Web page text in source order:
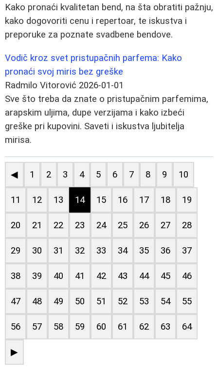
Kako pronaći kvalitetan bend, na šta obratiti pažnju,
kako dogovoriti cenu i repertoar, te iskustva i
preporuke za poznate svadbene bendove.
Vodič kroz svet pristupačnih parfema: Kako
pronaći svoj miris bez greške
Radmilo Vitorović 2026-01-01
Sve što treba da znate o pristupačnim parfemima,
arapskim uljima, dupe verzijama i kako izbeći
greške pri kupovini. Saveti i iskustva ljubitelja
mirisa.
◀ 1 2 3 4 5 6 7 8 9 10
11 12 13 14 15 16 17 18 19
20 21 22 23 24 25 26 27 28
29 30 31 32 33 34 35 36 37
38 39 40 41 42 43 44 45 46
47 48 49 50 51 52 53 54 55
56 57 58 59 60 61 62 63 64
▶